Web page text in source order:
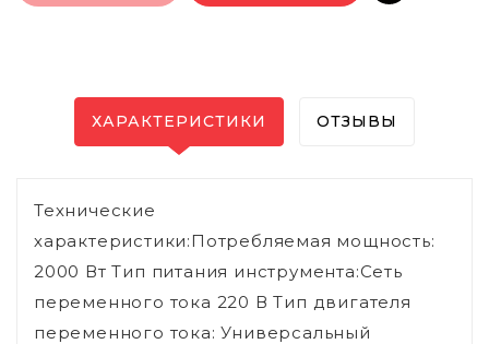
ХАРАКТЕРИСТИКИ ОТЗЫВЫ
Технические
характеристики:Потребляемая мощность:
2000 Вт Тип питания инструмента:Сеть
переменного тока 220 В Тип двигателя
переменного тока: Универсальный